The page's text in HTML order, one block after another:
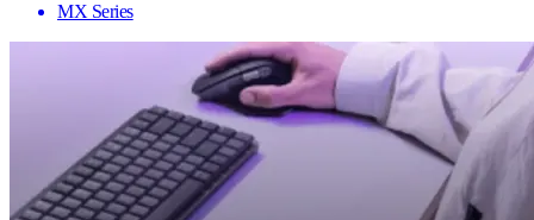
MX Series